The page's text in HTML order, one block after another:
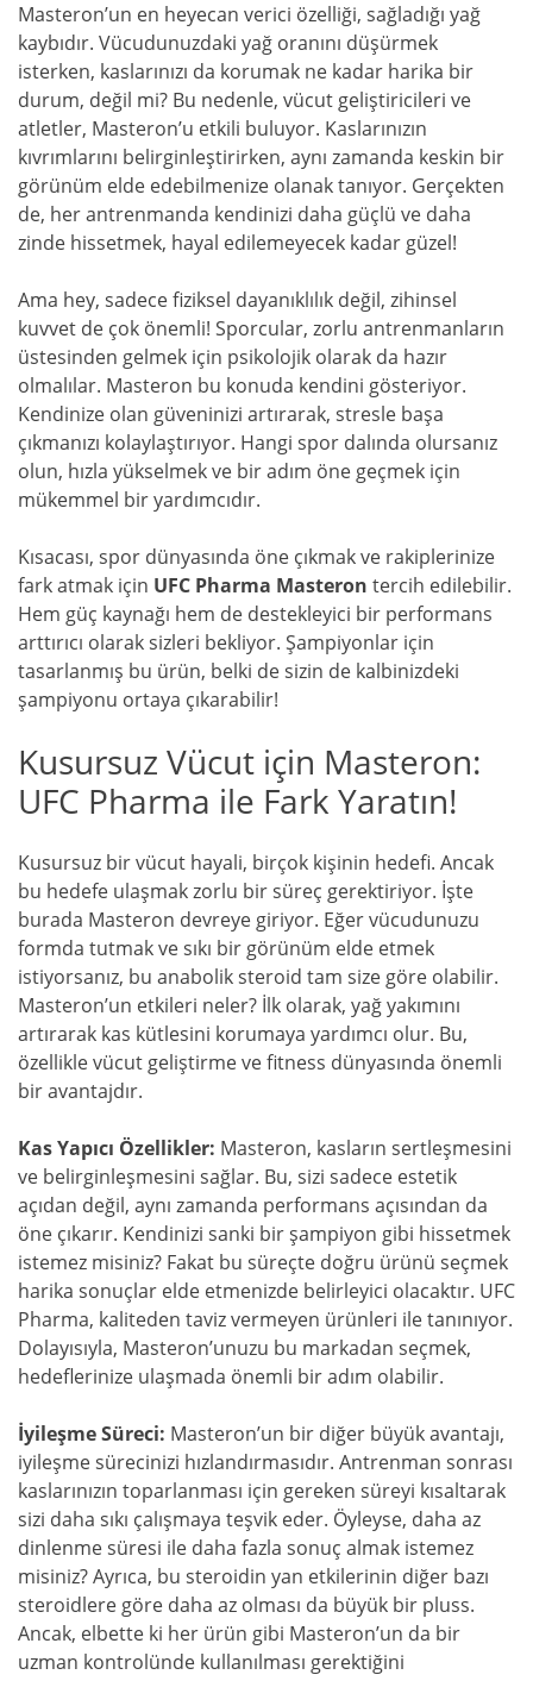
Masteron’un en heyecan verici özelliği, sağladığı yağ
kaybıdır. Vücudunuzdaki yağ oranını düşürmek
isterken, kaslarınızı da korumak ne kadar harika bir
durum, değil mi? Bu nedenle, vücut geliştiricileri ve
atletler, Masteron’u etkili buluyor. Kaslarınızın
kıvrımlarını belirginleştirirken, aynı zamanda keskin bir
görünüm elde edebilmenize olanak tanıyor. Gerçekten
de, her antrenmanda kendinizi daha güçlü ve daha
zinde hissetmek, hayal edilemeyecek kadar güzel!
Ama hey, sadece fiziksel dayanıklılık değil, zihinsel
kuvvet de çok önemli! Sporcular, zorlu antrenmanların
üstesinden gelmek için psikolojik olarak da hazır
olmalılar. Masteron bu konuda kendini gösteriyor.
Kendinize olan güveninizi artırarak, stresle başa
çıkmanızı kolaylaştırıyor. Hangi spor dalında olursanız
olun, hızla yükselmek ve bir adım öne geçmek için
mükemmel bir yardımcıdır.
Kısacası, spor dünyasında öne çıkmak ve rakiplerinize
fark atmak için UFC Pharma Masteron tercih edilebilir.
Hem güç kaynağı hem de destekleyici bir performans
arttırıcı olarak sizleri bekliyor. Şampiyonlar için
tasarlanmış bu ürün, belki de sizin de kalbinizdeki
şampiyonu ortaya çıkarabilir!
Kusursuz Vücut için Masteron:
UFC Pharma ile Fark Yaratın!
Kusursuz bir vücut hayali, birçok kişinin hedefi. Ancak
bu hedefe ulaşmak zorlu bir süreç gerektiriyor. İşte
burada Masteron devreye giriyor. Eğer vücudunuzu
formda tutmak ve sıkı bir görünüm elde etmek
istiyorsanız, bu anabolik steroid tam size göre olabilir.
Masteron’un etkileri neler? İlk olarak, yağ yakımını
artırarak kas kütlesini korumaya yardımcı olur. Bu,
özellikle vücut geliştirme ve fitness dünyasında önemli
bir avantajdır.
Kas Yapıcı Özellikler: Masteron, kasların sertleşmesini
ve belirginleşmesini sağlar. Bu, sizi sadece estetik
açıdan değil, aynı zamanda performans açısından da
öne çıkarır. Kendinizi sanki bir şampiyon gibi hissetmek
istemez misiniz? Fakat bu süreçte doğru ürünü seçmek
harika sonuçlar elde etmenizde belirleyici olacaktır. UFC
Pharma, kaliteden taviz vermeyen ürünleri ile tanınıyor.
Dolayısıyla, Masteron’unuzu bu markadan seçmek,
hedeflerinize ulaşmada önemli bir adım olabilir.
İyileşme Süreci: Masteron’un bir diğer büyük avantajı,
iyileşme sürecinizi hızlandırmasıdır. Antrenman sonrası
kaslarınızın toparlanması için gereken süreyi kısaltarak
sizi daha sıkı çalışmaya teşvik eder. Öyleyse, daha az
dinlenme süresi ile daha fazla sonuç almak istemez
misiniz? Ayrıca, bu steroidin yan etkilerinin diğer bazı
steroidlere göre daha az olması da büyük bir pluss.
Ancak, elbette ki her ürün gibi Masteron’un da bir
uzman kontrolünde kullanılması gerektiğini